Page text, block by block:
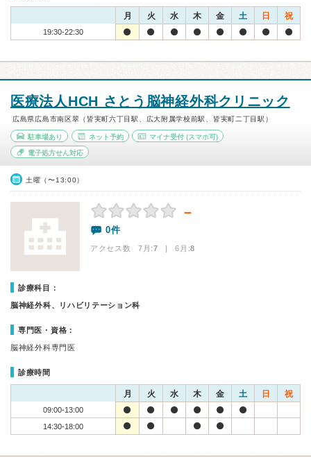
月 火 水 木 金 土 日 祝
19:30-22:30
医療法人HCH さとう脳神経外科クリニック
広島県広島市南区翠（皆実町六丁目駅、広大附属学校前駅、皆実町二丁目駅）
駐車場あり ネット予約 マイナ受付 (スマホ可)
電子処方せん対応
土曜（〜13:00）
－
0件
アクセス数 7月:7 | 6月:8
診療科目：
脳神経外科、リハビリテーション科
専門医・資格：
脳神経外科専門医
診療時間
月 火 水 木 金 土 日 祝
09:00-13:00
14:30-18:00